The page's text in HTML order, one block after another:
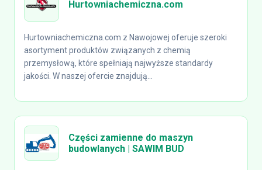
Hurtowniachemiczna.com
Hurtowniachemiczna.com z Nawojowej oferuje szeroki
asortyment produktów związanych z chemią
przemysłową, które spełniają najwyższe standardy
jakości. W naszej ofercie znajdują...
Części zamienne do maszyn
budowlanych | SAWIM BUD